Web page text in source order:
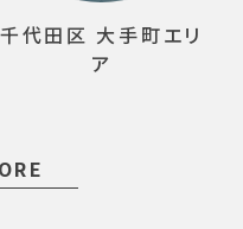
千代田区 大手町エリ
ア